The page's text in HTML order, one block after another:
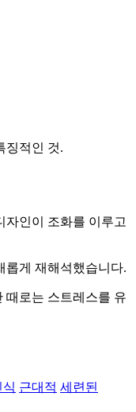
징적인 것.
자인이 조화를 이루고
롭게 재해석했습니다.
때로는 스트레스를 유
식 근대적 세련된